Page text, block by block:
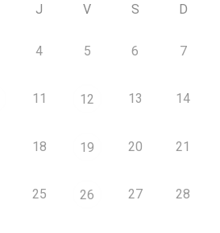
J V S D
4 5 6 7
11 12 13 14
18 19 20 21
25 26 27 28